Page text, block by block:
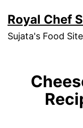
to
content
Royal Chef
Sujata's Food Site